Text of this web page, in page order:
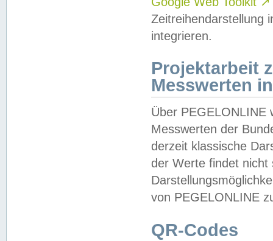
Zeitreihendarstellung
integrieren.
Projektarbeit
Messwerten
Über PEGELONLINE
Messwerten der
derzeit klassische
der Werte findet
von PEGELONLINE
QR-Codes